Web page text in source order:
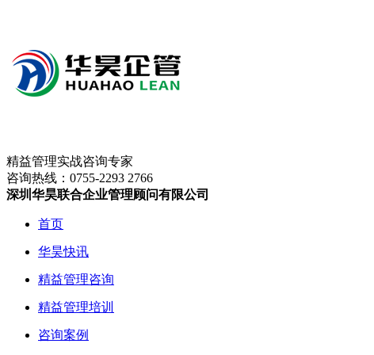
精益管理实战咨询专家
咨询热线： 0755-2293 2766
深圳华昊联合企业管理顾问有限公司
首页
华昊快讯
精益管理咨询
精益管理培训
咨询案例